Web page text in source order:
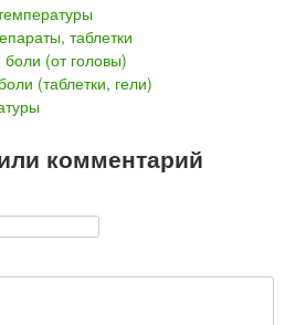
таблетки
боли (от головы)
(таблетки, гели)
комментарий